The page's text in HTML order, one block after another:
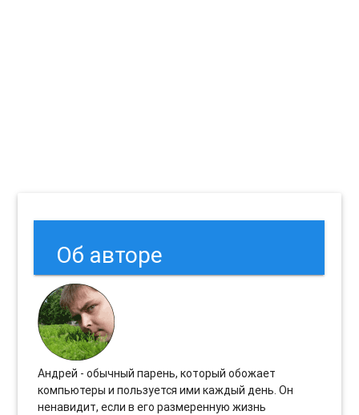
Об авторе
Андрей - обычный парень, который обожает
компьютеры и пользуется ими каждый день. Он
ненавидит, если в его размеренную жизнь